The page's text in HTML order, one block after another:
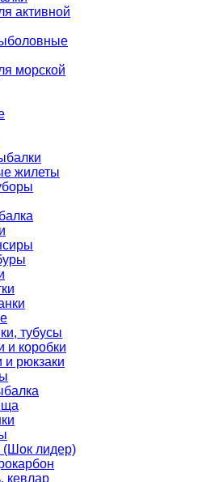
активной
морской
жилеты
тубусы
и коробки
и рюкзаки
(Шок лидер)
кевлар